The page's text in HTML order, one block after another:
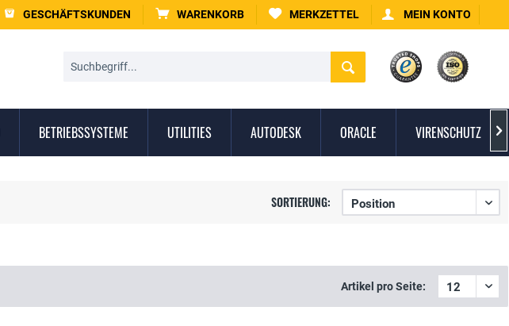
GESCHÄFTSKUNDEN WARENKORB MERKZETTEL MEIN KONTO
BETRIEBSSYSTEME UTILITIES AUTODESK ORACLE VIRENSCHUTZ 
SORTIERUNG:
Artikel pro Seite: